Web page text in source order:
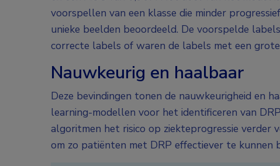
voorspellen van een klasse die minder
unieke beelden beoordeeld. De voorspelde
correcte labels of waren de labels met een
Nauwkeurig en haalbaar
Deze bevindingen tonen de nauwkeurigheid en
learning-modellen voor het identificeren van
algoritmen het risico op ziekteprogressie verder
om zo patiënten met DRP effectiever te kunnen